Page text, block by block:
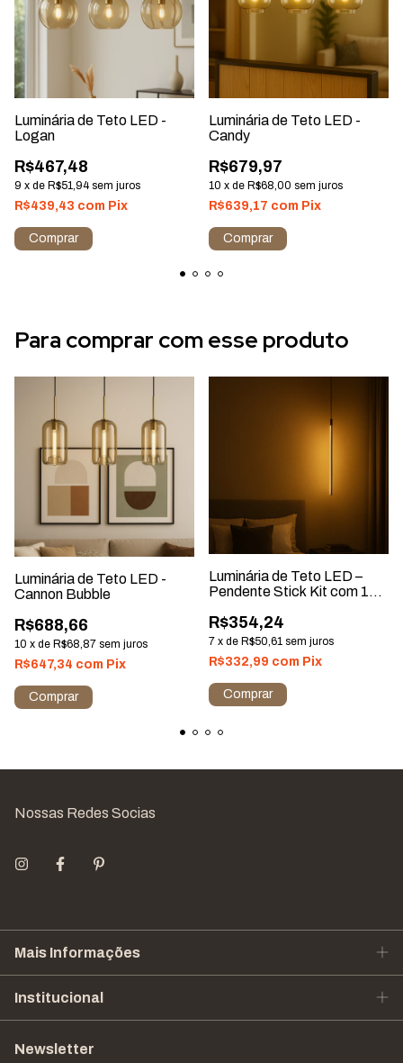
Luminária de Teto LED -
Logan
R$467,48
9 x de R$51,94 sem juros
R$439,43 com Pix
Comprar
Luminária de Teto LED -
Candy
R$679,97
10 x de R$68,00 sem juros
R$639,17 com Pix
Comprar
Para comprar com esse produto
Luminária de Teto LED -
Cannon Bubble
R$688,66
10 x de R$68,87 sem juros
R$647,34 com Pix
Comprar
Luminária de Teto LED –
Pendente Stick Kit com 1
R$354,24
7 x de R$50,61 sem juros
R$332,99 com Pix
Comprar
Nossas Redes Socias
Mais Informações
Institucional
Newsletter